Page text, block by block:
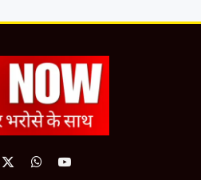
X
WhatsApp
YouTube